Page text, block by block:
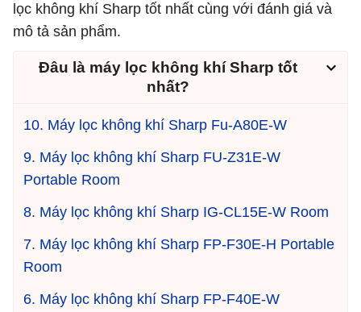
lọc không khí Sharp tốt nhất cùng với đánh giá và
mô tả sản phẩm.
Đâu là máy lọc không khí Sharp tốt
nhất?
10. Máy lọc không khí Sharp Fu-A80E-W
9. Máy lọc không khí Sharp FU-Z31E-W
Portable Room
8. Máy lọc không khí Sharp IG-CL15E-W Room
7. Máy lọc không khí Sharp FP-F30E-H Portable
Room
6. Máy lọc không khí Sharp FP-F40E-W